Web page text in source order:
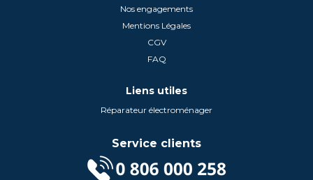
Nos engagements
Mentions Légales
CGV
FAQ
Liens utiles
Réparateur électroménager
Service clients